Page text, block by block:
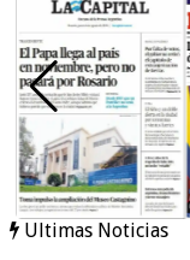
Ultimas Noticias